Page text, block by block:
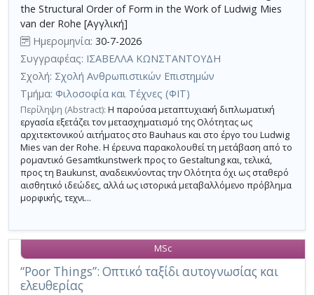
the Structural Order of Form in the Work of Ludwig Mies
van der Rohe [Αγγλική]
Ημερομηνία: 30-7-2026
Συγγραφέας: ΙΣΑΒΕΛΛΑ ΚΩΝΣΤΑΝΤΟΥΔΗ
Σχολή: Σχολή Ανθρωπιστικών Επιστημών
Τμήμα: Φιλοσοφία και Τέχνες (ΦΙΤ)
Περίληψη (Abstract): Η παρούσα μεταπτυχιακή διπλωματική
εργασία εξετάζει τον μετασχηματισμό της Ολότητας ως
αρχιτεκτονικού αιτήματος στο Bauhaus και στο έργο του Ludwig
Mies van der Rohe. Η έρευνα παρακολουθεί τη μετάβαση από το
ρομαντικό Gesamtkunstwerk προς το Gestaltung και, τελικά,
προς τη Baukunst, αναδεικνύοντας την Ολότητα όχι ως σταθερό
αισθητικό ιδεώδες, αλλά ως ιστορικά μεταβαλλόμενο πρόβλημα
μορφικής, τεχνι...
“Poor Things”: Οπτικό ταξίδι αυτογνωσίας και
ελευθερίας
MSc